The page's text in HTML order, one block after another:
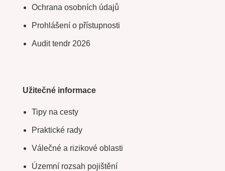
Ochrana osobních údajů
Prohlášení o přístupnosti
Audit tendr 2026
Užitečné informace
Tipy na cesty
Praktické rady
Válečné a rizikové oblasti
Územní rozsah pojištění